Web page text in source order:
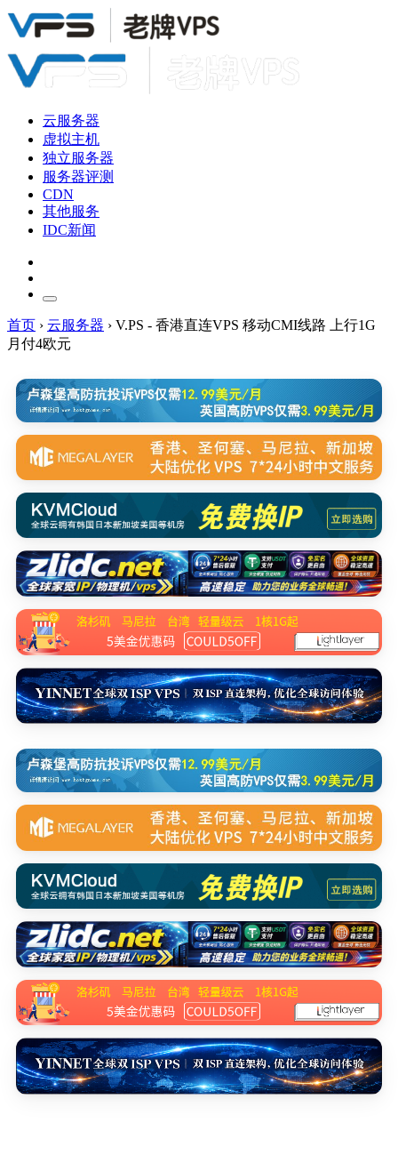
云服务器
虚拟主机
独立服务器
服务器评测
CDN
其他服务
IDC新闻
首页 › 云服务器 › V.PS - 香港直连VPS 移动CMI线路 上行1G
月付4欧元